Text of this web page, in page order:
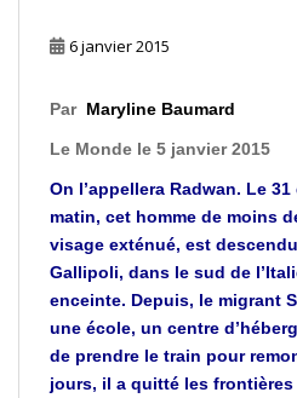
6 janvier 2015
Par Maryline Baumard
Le Monde le 5 janvier 2015
On l’appellera Radwan. Le
matin, cet homme de moins
visage exténué, est
Gallipoli, dans le sud de l’
enceinte. Depuis, le migrant
une école, un centre
de prendre le train pour
jours, il a quitté les frontières